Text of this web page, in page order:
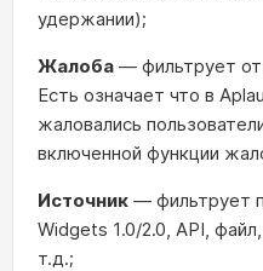
удержании);
Жалоба — фильтрует
Есть означает что в
жаловались
включенной функции
Источник — фильтрует
Widgets 1.0/2.0, API,
т.д.;